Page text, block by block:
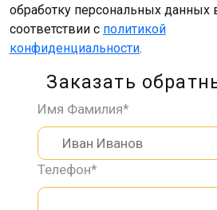
обработку персональных данных
соответствии с политикой
конфиденциальности.
Заказать
Имя Фамилия*
Телефон*